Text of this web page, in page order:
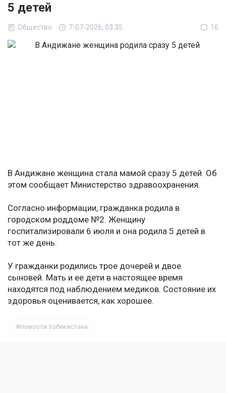
5 детей
Общество 7-07-2026, 03:35 16
В Андижане женщина стала мамой сразу 5 детей. Об
этом сообщает Министерство здравоохранения.
Согласно информации, гражданка родила в
городском роддоме №2. Женщину
госпитализировали 6 июля и она родила 5 детей в
тот же день.
У гражданки родились трое дочерей и двое
сыновей. Мать и ее дети в настоящее время
находятся под наблюдением медиков. Состояние их
здоровья оценивается, как хорошее.
Новости Узбекистана